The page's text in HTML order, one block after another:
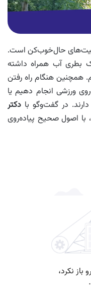
حال‌خوب‌کن است.
بطری آب همراه داشته
هنگام راه رفتن
ورزشی انجام دهیم یا
در گفت‌وگو با دکتر
، با اصول صحیح پیاده‌روی